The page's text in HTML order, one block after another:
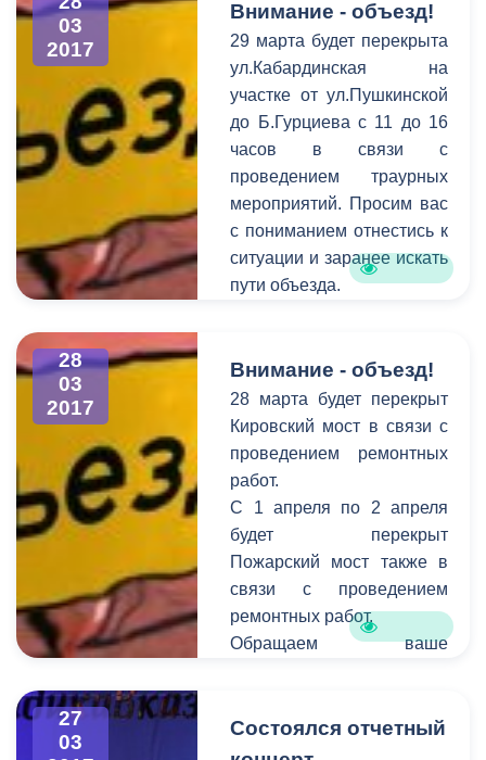
инспектор Аппарата
Президента РФ в
СКФО Андрей Бессонов,
первый заместитель
Министра финансов РСО-
Алания Алан Дзагоев,
глава АМС
г.Владикавказа Борис
Албегов, заместитель
главы АМС
г.Владикавказа Казбек
Национального банка РСО-
Алания Юрий Кульчиев.
отремонтировано более
30 дорог во Владикавказе.
Работы уже начались на
нескольких улицах. В
частности, на
Кантемирова. Там
приведут в порядок
дорожное полотно на
протяженности всей
улицы. Для этого
выделено 8 миллионов
полутора месяца. Дорога
давно нуждалась в
ремонте, жители улицы
неоднократно обращались
с этой проблемой к
городским властям и
приемную «Единой
России».
03
2017
Внимание - объезд!
29 марта будет перекрыта
ул.Кабардинская на
участке от ул.Пушкинской
до Б.Гурциева с 11 до 16
часов в связи с
проведением траурных
мероприятий. Просим вас
с пониманием отнестись к
ситуации и заранее искать
пути объезда.
28
03
2017
Внимание - объезд!
28 марта будет перекрыт
Кировский мост в связи с
проведением ремонтных
работ.
С 1 апреля по 2 апреля
будет перекрыт
Пожарский мост также в
связи с проведением
ремонтных работ.
Обращаем ваше
своевременно сообщать
информацию о
27
03
Состоялся отчетный